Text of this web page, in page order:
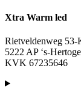
Xtra Warm led
Rietveldenweg 53-
5222 AP ‘s-
KVK 67235646